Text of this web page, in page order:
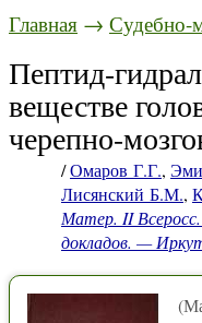
Главная → Судебно-
Пептид-
веществе
черепно-
/Омаров Г.Г.,
Лисянский Б.М.,
Матер. II Всеросс.
докладов. —